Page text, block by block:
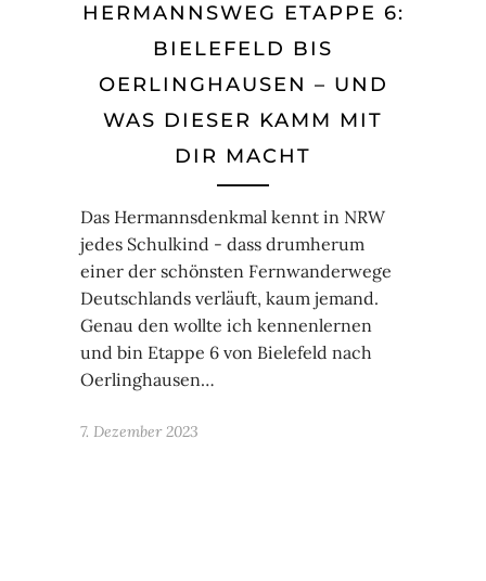
HERMANNSWEG ETAPPE 6:
BIELEFELD BIS
OERLINGHAUSEN – UND
WAS DIESER KAMM MIT
DIR MACHT
Das Hermannsdenkmal kennt in NRW
jedes Schulkind - dass drumherum
einer der schönsten Fernwanderwege
Deutschlands verläuft, kaum jemand.
Genau den wollte ich kennenlernen
und bin Etappe 6 von Bielefeld nach
Oerlinghausen…
7. Dezember 2023